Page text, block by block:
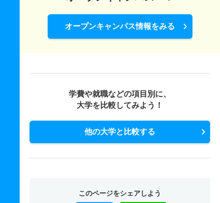
オープンキャンパス情報をみる
学費や就職などの項目別に、
大学を比較してみよう！
他の大学と比較する
このページをシェアしよう